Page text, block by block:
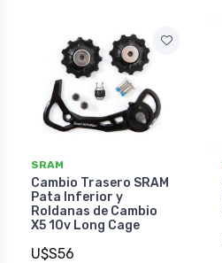
SRAM
Cambio Trasero SRAM
Pata Inferior y
Roldanas de Cambio
X5 10v Long Cage
U$S56